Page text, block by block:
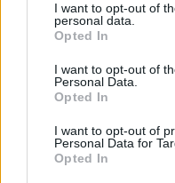
I want to opt-out of
personal data.
Opted In
I want to opt-out of
Personal Data.
Opted In
I want to opt-out of
Personal Data for
Opted In
μαγεία των
RELATEDPOSTS